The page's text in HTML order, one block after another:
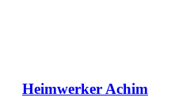
Heimwerker Achim